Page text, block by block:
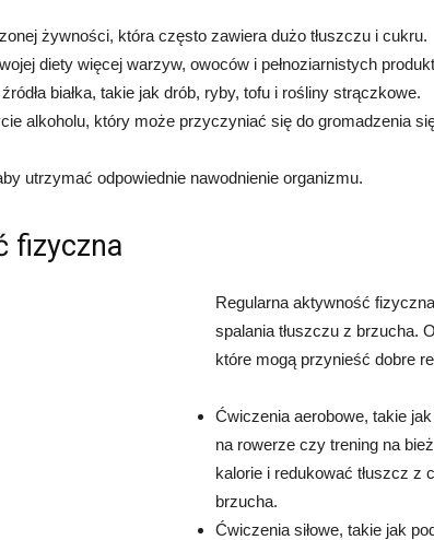
żywności, która często zawiera dużo tłuszczu i cukru.
diety więcej warzyw, owoców i pełnoziarnistych
białka, takie jak drób, ryby, tofu i rośliny strączkowe.
alkoholu, który może przyczyniać się do gromadzenia
utrzymać odpowiednie nawodnienie organizmu.
fizyczna
Regularna aktywność
spalania tłuszczu z brzucha.
które mogą przynieść dobre
Ćwiczenia aerobowe, takie
na rowerze czy trening na
kalorie i redukować tłuszcz z
brzucha.
Ćwiczenia siłowe, takie jak